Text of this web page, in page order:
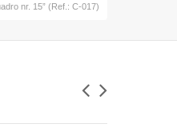
nr. 15” (Ref.: C-017)